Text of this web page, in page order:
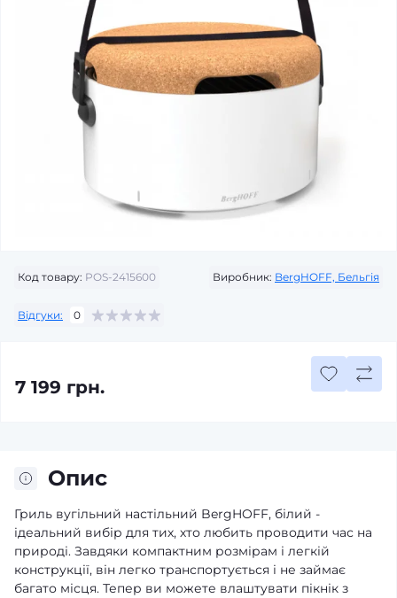
Код товару: POS-2415600 Виробник: BergHOFF, Бельгія
Відгуки: 0
7 199 грн.
Опис
Гриль вугільний настільний BergHOFF, білий -
ідеальний вибір для тих, хто любить проводити час на
природі. Завдяки компактним розмірам і легкій
конструкції, він легко транспортується і не займає
багато місця. Тепер ви можете влаштувати пікнік з